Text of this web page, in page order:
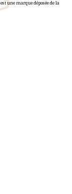
est une marque déposée de la